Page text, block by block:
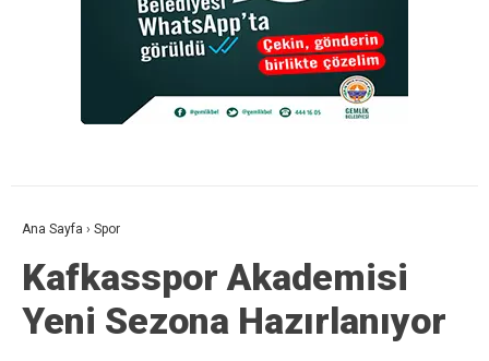
Ana Sayfa › Spor
Kafkasspor Akademisi
Yeni Sezona Hazırlanıyor